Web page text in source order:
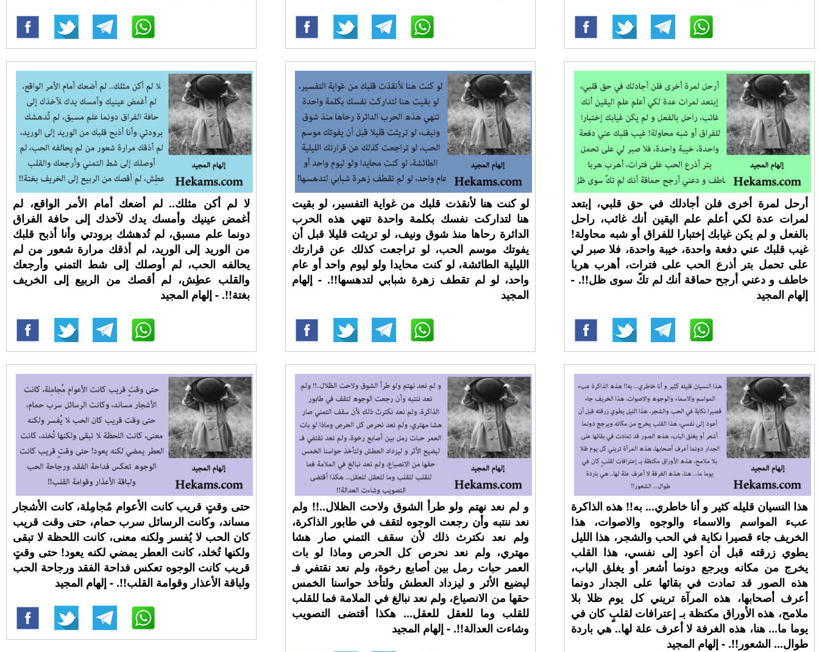
لا لم أكن مثلك.. لم أضعك أمام الأمر الواقع، لم
أغمض عينيك وأمسك يدك لآخذك إلى حافة الفراق
دونما علم مسبق، لم تُدهشك برودتي وأنا أذبح قلبك
من الوريد إلى الوريد، لم أذقك مرارة شعور من لم
يحالفه الحب، لم أوصلك إلى شط التمني وأرجعك
والقلب عطِش، لم أقصك من الربيع إلى الخريف
بغتة!!. - إلهام المجيد
لو كنت هنا لأنقذت قلبك من غواية التفسير، لو بقيت
هنا لتداركت نفسك بكلمة واحدة تنهي هذه الحرب
الدائرة رحاها منذ شوق ونيف، لو تريثت قليلا قبل أن
يفوتك موسم الحب، لو تراجعت كذلك عن قرارتك
الليلية الطائشة، لو كنت محايدا ولو ليوم واحد أو عام
واحد، لو لم تقطف زهرة شبابي لتدهسها!!. - إلهام
المجيد
أرحل لمرة أخرى فلن أجادلك في حق قلبي، إبتعد
لمرات عدة لكي أعلم علم اليقين أنك غائب، راحل
بالفعل و لم يكن غيابك إختبارا للفراق أو شبه محاولة!
غيب قلبك عني دفعة واحدة، خيبة واحدة، فلا صبر لي
على تحمل بتر أذرع الحب على فترات، أهرب هربا
خاطف و دعني أرجح حماقة أنك لم تكً سوى ظل!!. -
إلهام المجيد
حتى وقتٍ قريب كانت الأعوام مُجامِلة، كانت الأشجار
مساند، وكانت الرسائل سرب حمام، حتى وقت قريب
كان الحب لا يُفسر ولكنه معنى، كانت اللحظة لا تبقى
ولكنها تُخلد، كانت العطر يمضي لكنه يعود! حتى وقتٍ
قريب كانت الوجوه تعكس فداحة الفقد ورجاحة الحب
ولباقة الأعذار وقوامة القلب!!. - إلهام المجيد
و لم نعد نهتم ولو طرأ الشوق ولاحت الظلال..!! ولم
نعد ننتبه وأن رجعت الوجوه لتقف في طابور الذاكرة،
ولم نعد نكترث ذلك لأن سقف التمني صار هشا
مهتري، ولم نعد نحرص كل الحرص وماذا لو بات
العمر حبات رمل بين أصابع رخوة، ولم نعد نقتفي فـ
ليضيع الأثر و ليزداد العطش ولتأخذ حواسنا الخمس
حقها من الانصياع، ولم نعد نبالغ في الملامة فما للقلب
للقلب وما للعقل للعقل... هكذا أقتضى التصويب
وشاءت العدالة!!. - إلهام المجيد
هذا النسيان قليله كثير و أنا خاطري... به!! هذه الذاكرة
عبء المواسم والاسماء والوجوه والاصوات، هذا
الخريف جاء قصيرا نكاية في الحب والشجر، هذا الليل
يطوي زرقته قبل أن أعود إلى نفسي، هذا القلب
يخرج من مكانه ويرجع دونما أشعر أو يغلق الباب،
هذه الصور قد تمادت في بقائها على الجدار دونما
أعرف أصحابها، هذه المرآة تريني كل يوم ظلا بلا
ملامح، هذه الأوراق مكتظة بـ إعترافات لقلبٍ كان في
يوما ما... هنا، هذه الغرفة لا أعرف علة لها.. هي باردة
طوال... الشعور!!. - إلهام المجيد